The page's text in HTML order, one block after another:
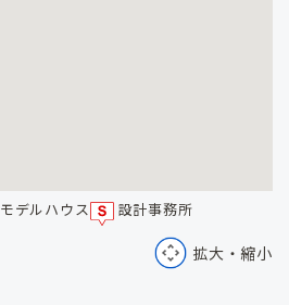
モデルハウス 設計事務所
拡大・縮小